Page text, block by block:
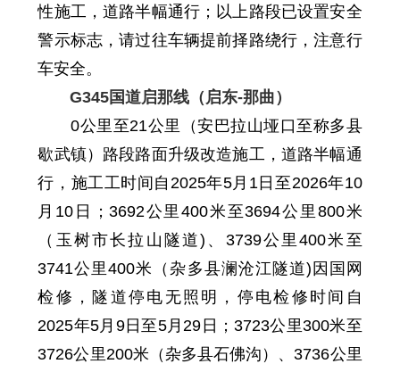
性施工，道路半幅通行 ； 以上路段已设置安全
警示标志，请过往车辆提前择路绕行，注意行
车安全。
G345国道启那线 （启东-那曲）
0公里至21公里
（安巴拉山垭口至称多县
歇武镇）路段路面升级改造施工， 道路半幅通
行 ， 施工 工时间自 2025年5月1日至2026年10
月10日； 3692公里400米至3694公里 800米
（玉树市长拉山隧道)、3739公里400米至
3741公里400米
（杂多县澜沧江隧道)因国网
检修，隧道停电无照明，停电检修时间自
2025年5月9日至5月29日 ； 3723公里300米至
3726公里200米（杂多县石佛沟）、3736公里